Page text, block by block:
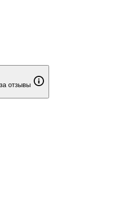
отзывы